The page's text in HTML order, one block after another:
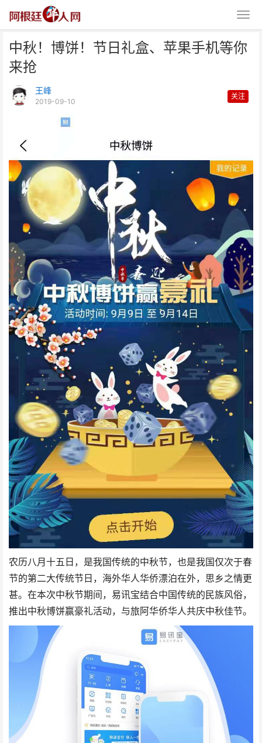
中秋！博饼！节日礼盒、苹果手机等你
来抢
王峰
2019-09-10
关注
农历八月十五日，是我国传统的中秋节，也是我国仅次于春
节的第二大传统节日，海外华人华侨漂泊在外，思乡之情更
甚。在本次中秋节期间，易讯宝结合中国传统的民族风俗，
推出中秋博饼赢豪礼活动，与旅阿华侨华人共庆中秋佳节。
等你来抢